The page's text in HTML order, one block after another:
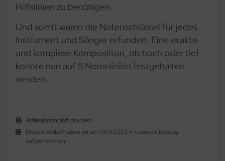
Hilfslinien zu benötigen.
Und somit waren die Notenschlüssel für jedes
Instrument und Sänger erfunden. Eine exakte
und komplexe Komposition, ob hoch oder tief
konnte nun auf 5 Notenlinien festgehalten
werden.
Artikeldatenblatt drucken
Diesen Artikel haben wir am 06.11.2023 in unseren Katalog
aufgenommen.